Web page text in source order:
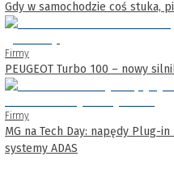
Gdy w samochodzie coś stuka,
Firmy
PEUGEOT Turbo 100 – nowy
Firmy
MG na Tech Day: napędy Plug-
systemy ADAS